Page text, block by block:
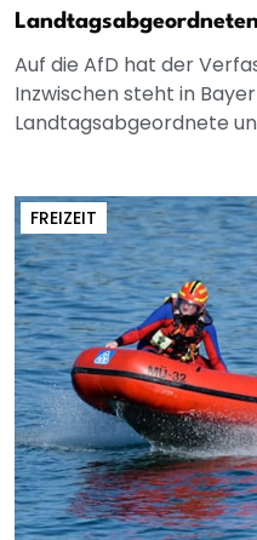
Auf die AfD hat der
Inzwischen steht in
Landtagsabgeordnete
FREIZEIT